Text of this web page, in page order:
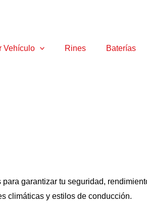
Vehículo Rines Baterías
garantizar tu seguridad,
climáticas y estilos de conducción.